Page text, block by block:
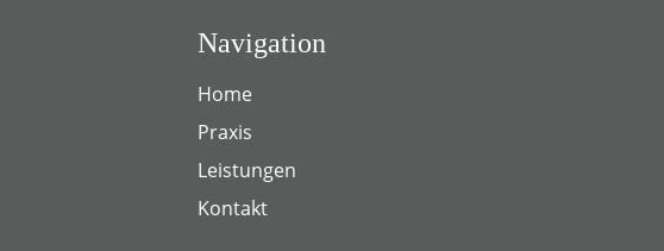
Navigation
Home
Praxis
Leistungen
Kontakt